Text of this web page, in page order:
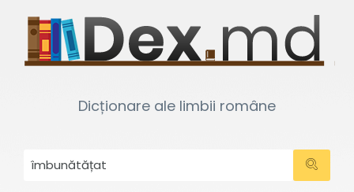
Dicționare ale limbii române